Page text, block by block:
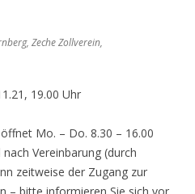
Zeche Zollverein,
19.00 Uhr
Mo. – Do. 8.30 – 16.00
Vereinbarung (durch
zeitweise der Zugang zur